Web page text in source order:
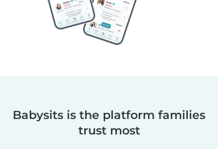
Babysits is the platform families
trust most